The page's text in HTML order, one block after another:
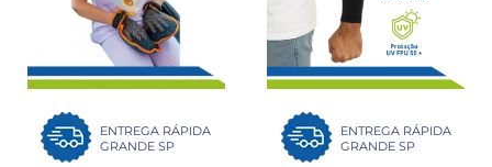
ENTREGA RÁPIDA
GRANDE SP
ENTREGA RÁPIDA
GRANDE SP